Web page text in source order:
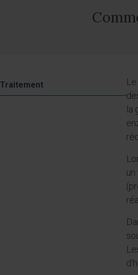
Traitement
la